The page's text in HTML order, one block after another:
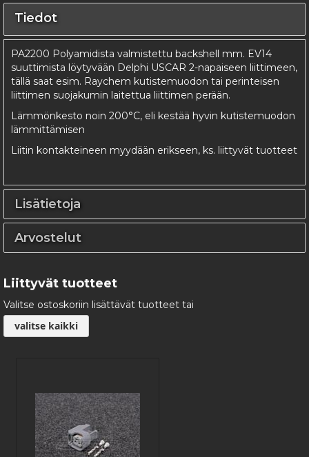
Tiedot
PA2200 Polyamidista valmistettu backshell mm. EV14
suuttimista löytyvään Delphi USCAR 2-napaiseen liittimeen,
tällä saat esim. Raychem kutistemuodon tai perinteisen
liittimen suojakumin laitettua liittimen perään.
Lämmönkesto noin 200°C, eli kestää hyvin kutistemuodon
lämmittämisen
Liitin kontakteineen myydään erikseen, ks. liittyvät tuotteet
Lisätietoja
Arvostelut
Liittyvät tuotteet
Valitse ostoskoriin lisättävät tuotteet tai
valitse kaikki